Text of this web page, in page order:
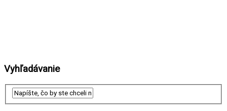
Vyhľadávanie